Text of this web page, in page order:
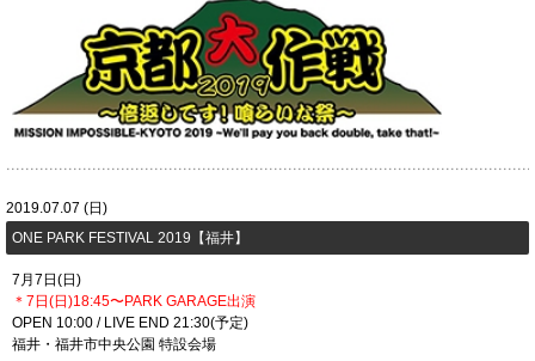
2019.07.07 (日)
​ONE PARK FESTIVAL 2019【福井】
7月7日(日)
＊7日(日)18:45〜PARK GARAGE出演
OPEN 10:00 / LIVE END 21:30(予定)
福井・福井市中央公園 特設会場